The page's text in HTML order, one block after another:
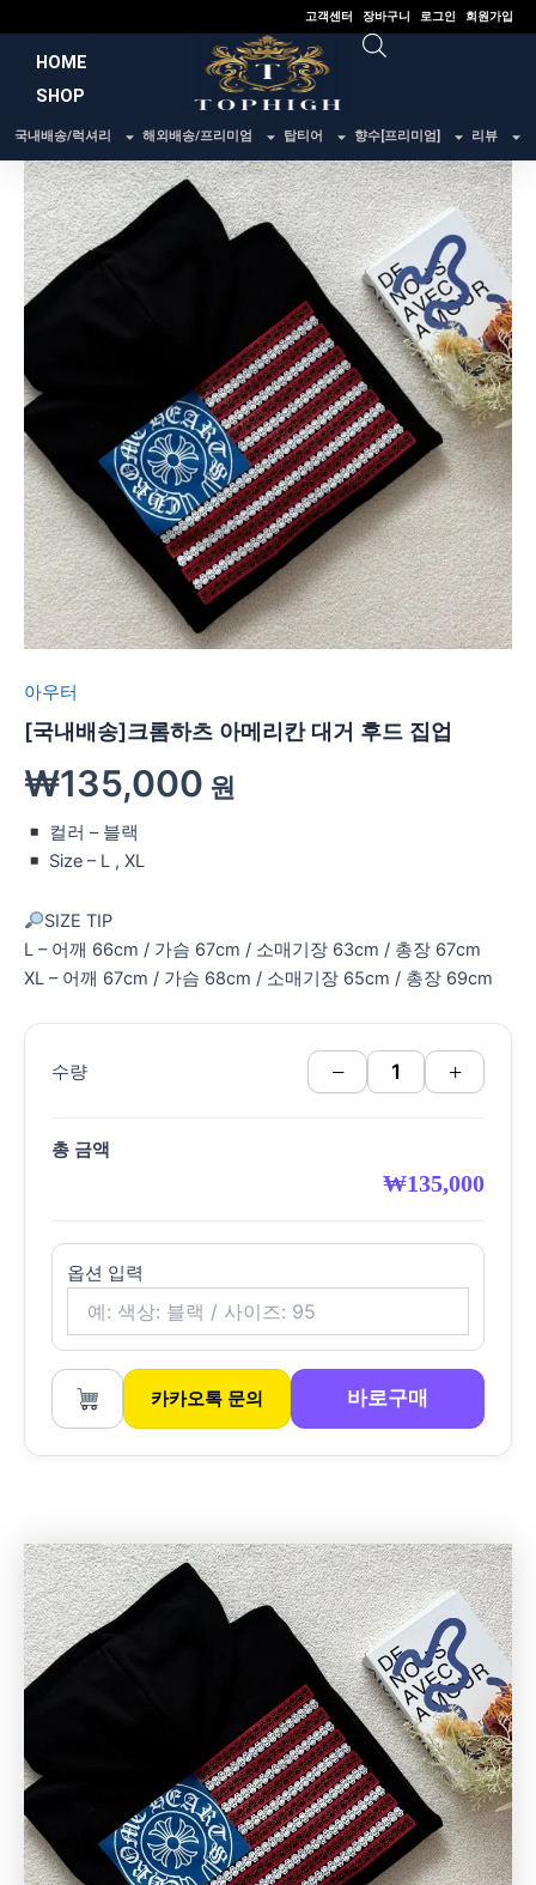
건
너
고객센터 장바구니 로그인 회원가입
HOME
SHOP
국내배송/럭셔리 해외배송/프리미엄 탑티어 향수[프리미엄] 리뷰
아우터
[국내배송]크롬하츠 아메리칸 대거 후드 집업
₩135,000 원
컬러 – 블랙
Size – L , XL
SIZE TIP
L – 어깨 66cm / 가슴 67cm / 소매기장 63cm / 총장 67cm
XL – 어깨 67cm / 가슴 68cm / 소매기장 65cm / 총장 69cm
수량 − +
총 금액
₩135,000
옵션 입력
카카오톡 문의 바로구매